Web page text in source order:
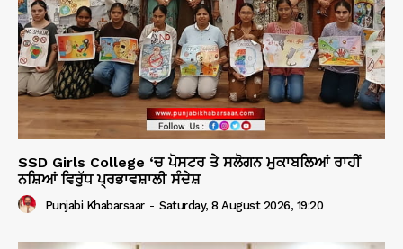
SSD Girls College ‘ਚ ਪੋਸਟਰ ਤੇ ਸਲੋਗਨ ਮੁਕਾਬਲਿਆਂ ਰਾਹੀਂ
ਨਸ਼ਿਆਂ ਵਿਰੁੱਧ ਪ੍ਰਭਾਵਸ਼ਾਲੀ ਸੰਦੇਸ਼
Punjabi Khabarsaar - Saturday, 8 August 2026, 19:20